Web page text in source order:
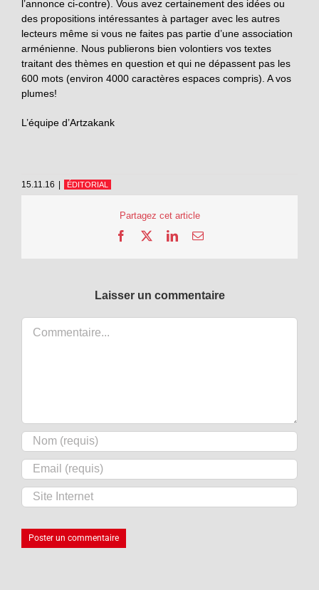
l’annonce ci-contre). Vous avez certainement des idées ou
des propositions intéressantes à partager avec les autres
lecteurs même si vous ne faites pas partie d’une association
arménienne. Nous publierons bien volontiers vos textes
traitant des thèmes en question et qui ne dépassent pas les
600 mots (environ 4000 caractères espaces compris). A vos
plumes!
L’équipe d’Artzakank
15.11.16 ÉDITORIAL
Partagez cet article
Facebook LinkedInEmail
Laisser un commentaire
Commentaire